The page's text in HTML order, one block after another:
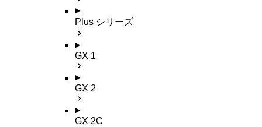
Plus シリーズ
GX 1
GX 2
GX 2C